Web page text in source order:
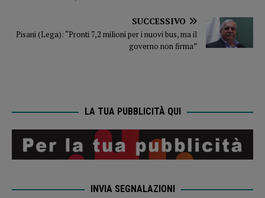
SUCCESSIVO
Pisani (Lega): “Pronti 7,2 milioni per i nuovi bus, ma il
governo non firma”
LA TUA PUBBLICITÀ QUI
INVIA SEGNALAZIONI